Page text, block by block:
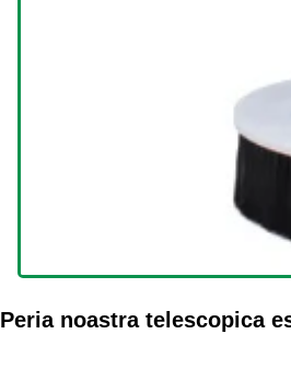
Peria noastra telescopica